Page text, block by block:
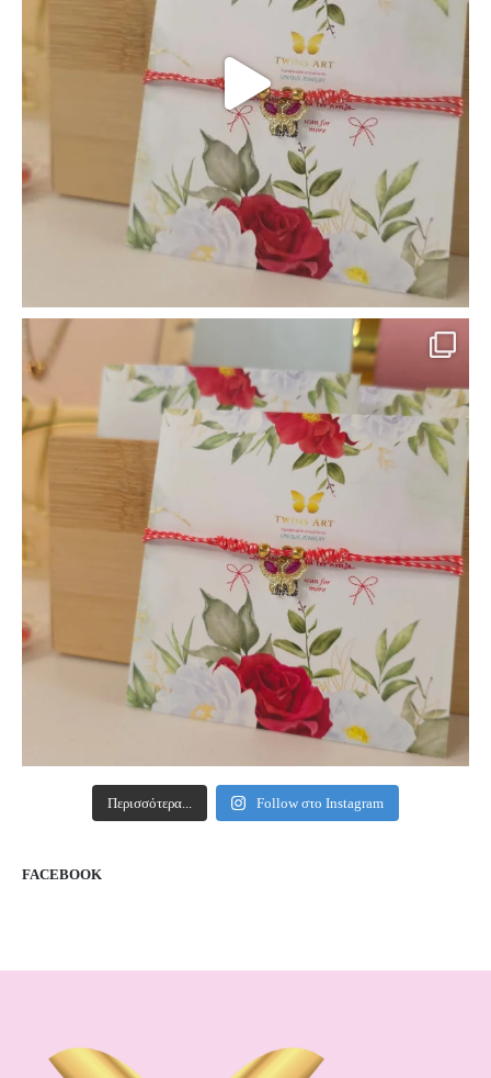
Περισσότερα... Follow στο Instagram
FACEBOOK